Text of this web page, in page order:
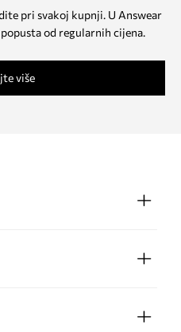
pri svakoj kupnji. U Answear
od regularnih cijena.
više